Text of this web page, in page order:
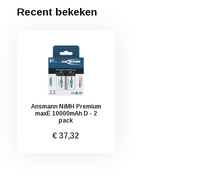
Recent bekeken
Ansmann NiMH Premium
maxE 10000mAh D - 2
pack
€ 37,32